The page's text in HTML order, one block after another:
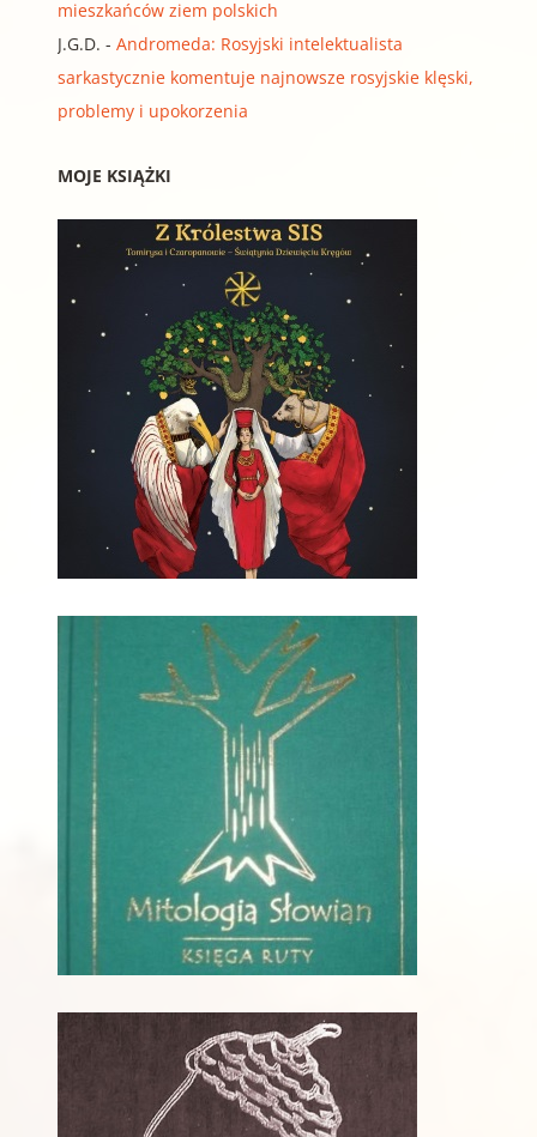
mieszkańców ziem polskich
J.G.D. - Andromeda: Rosyjski intelektualista
sarkastycznie komentuje najnowsze rosyjskie klęski,
problemy i upokorzenia
MOJE KSIĄŻKI